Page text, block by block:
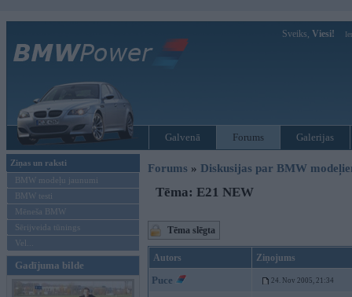
Sveiks, Viesi!
Galvenā Forums Galerijas
Ziņas un raksti
BMW modeļu jaunumi
BMW testi
Mēneša BMW
Sērijveida tūnings
Vel...
Gadījuma bilde
Forums » Diskusijas par BMW
Tēma: E21 NEW
Tēma slēgta
Autors Ziņojums
Puce 24. Nov 2005, 21:34